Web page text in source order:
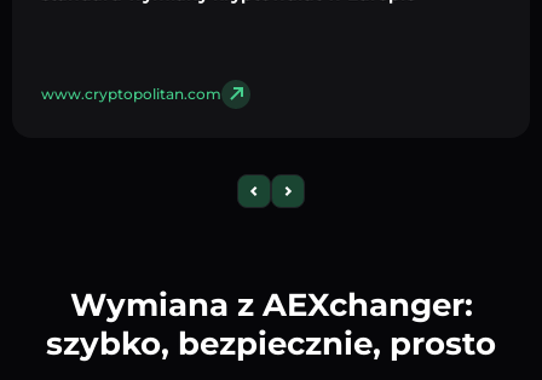
www.cryptopolitan.com
Wymiana z AEXchanger:
szybko, bezpiecznie, prosto